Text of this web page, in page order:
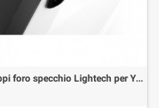
Tappi foro specchio Lightech per Yamaha T-Max 530 12-17 (2 pezzi)